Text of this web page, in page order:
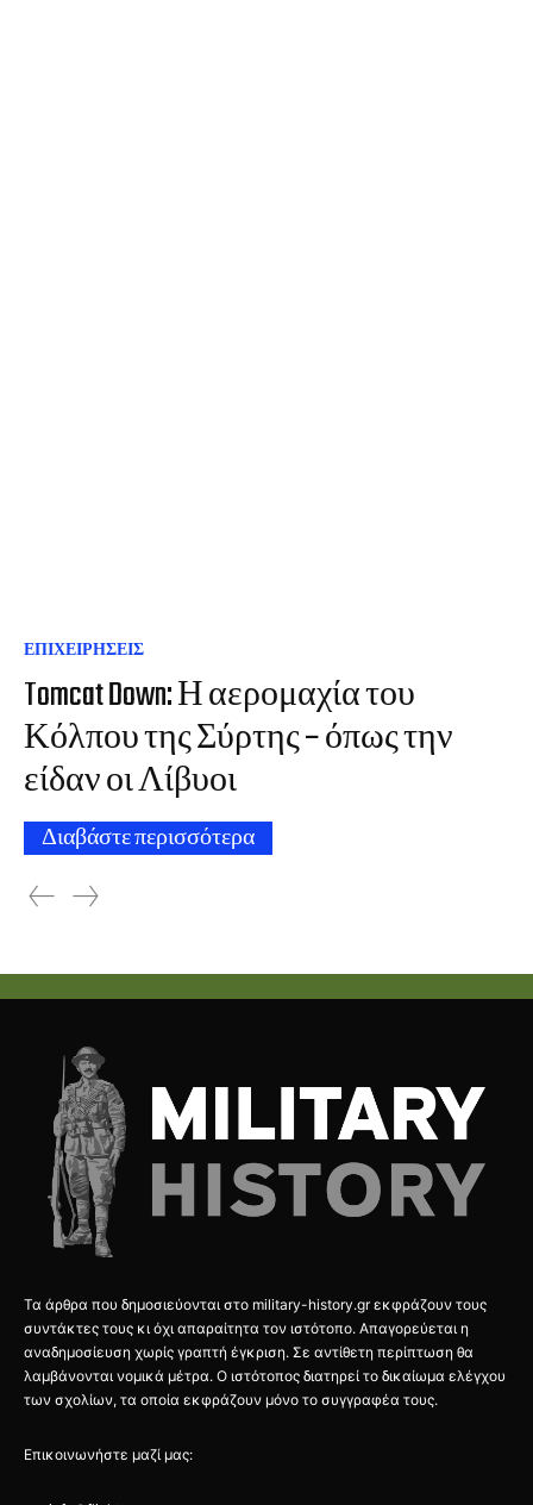
ΕΠΙΧΕΙΡΗΣΕΙΣ
Tomcat Down: Η αερομαχία του
Κόλπου της Σύρτης – όπως την
είδαν οι Λίβυοι
Διαβάστε περισσότερα
Τα άρθρα που δημοσιεύονται στο military-history.gr εκφράζουν τους
συντάκτες τους κι όχι απαραίτητα τον ιστότοπο. Απαγορεύεται η
αναδημοσίευση χωρίς γραπτή έγκριση. Σε αντίθετη περίπτωση θα
λαμβάνονται νομικά μέτρα. Ο ιστότοπος διατηρεί το δικαίωμα ελέγχου
των σχολίων, τα οποία εκφράζουν μόνο το συγγραφέα τους.
Επικοινωνήστε μαζί μας: